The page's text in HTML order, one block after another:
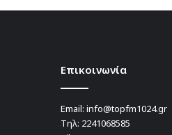
Επικοινωνία
Email: info@topfm1024.gr
Τηλ: 2241068585